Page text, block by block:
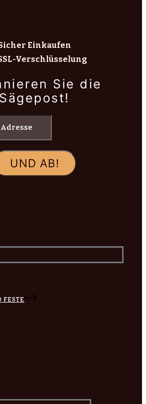
Einkaufen
Verschlüsselung
Sie die
Sägepost!
FESTE